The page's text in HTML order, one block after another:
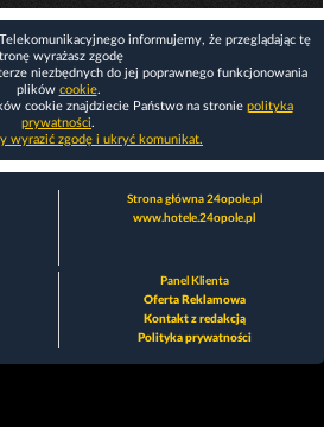
informujemy, że przeglądając tę
wyrażasz zgodę
niezbędnych do jej poprawnego funkcjonowania
plików cookie.
cookie znajdziecie Państwo na stronie polityka
prywatności.
wyrazić zgodę i ukryć komunikat.
Strona główna 24opole.pl
www.hotele.24opole.pl
Panel Klienta
Oferta Reklamowa
Kontakt z redakcją
Polityka prywatności